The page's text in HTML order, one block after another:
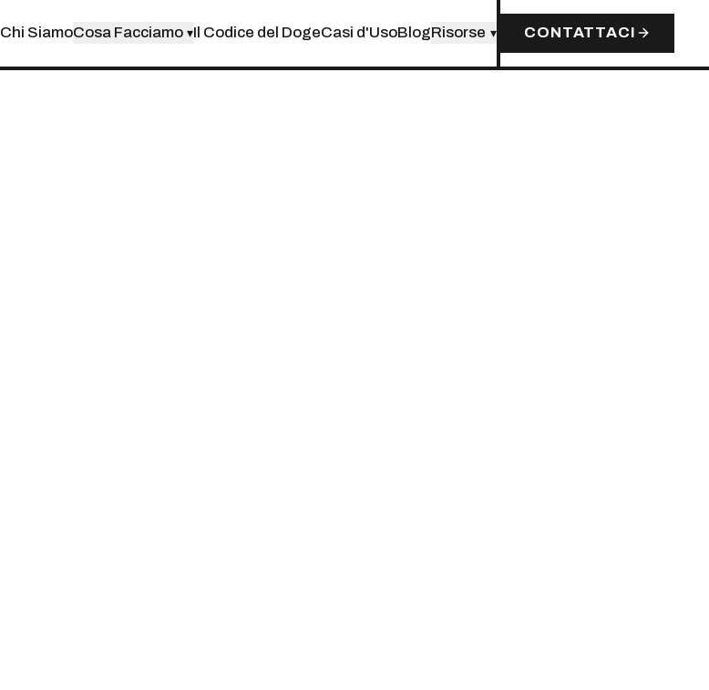
Chi SiamoCosa Facciamo ▾Il Codice del DogeCasi d'UsoBlogRisorse ▾ CONTATTACI